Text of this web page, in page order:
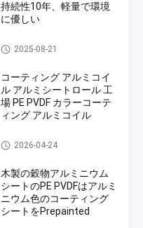
持続性10年、軽量で環境
に優しい
色の上塗を施してあるアルミ
ニウム コイル
2025-08-21
コーティング アルミコイ
ル アルミシートロール 工
場 PE PVDF カラーコーテ
ィング アルミコイル
色の上塗を施してあるアルミ
ニウム コイル
2026-04-24
木製の穀物アルミニウム
シートのPE PVDFはアルミ
ニウム色のコーティング
シートをPrepainted